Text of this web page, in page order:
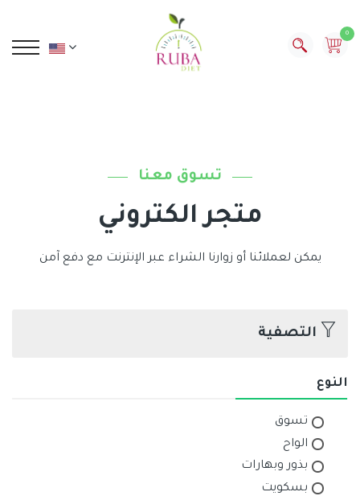
0
تسوق معنا
متجر الكتروني
يمكن لعملائنا أو زوارنا الشراء عبر الإنترنت مع دفع آمن
التصفية
النوع
تسوق
الواح
بذور وبهارات
بسكويت